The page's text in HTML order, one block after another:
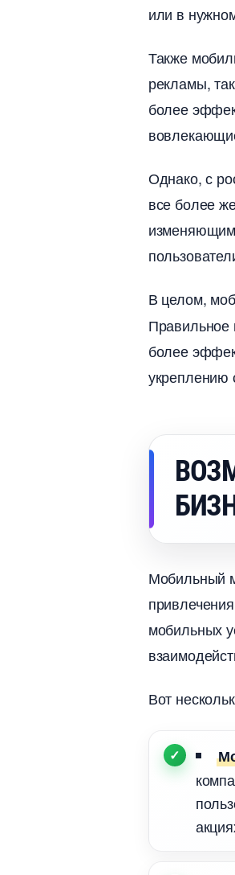
или в
Также
рекламы,
олее
Однако, с
се более
целом,
Правильное
олее
укреплению
Мобильный
мобильных
от